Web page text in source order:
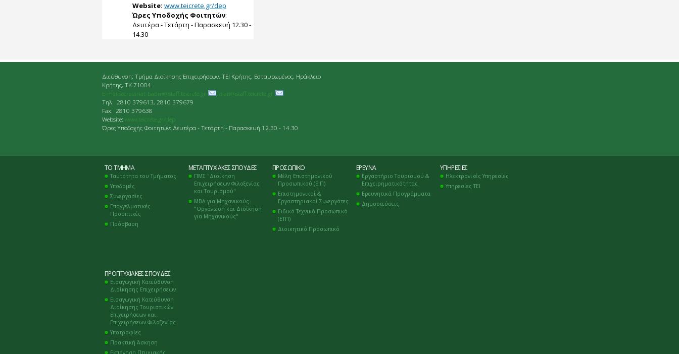
Website: www.teicrete.gr/dep
Ώρες Υποδοχής Φοιτητών:
Δευτέρα - Τετάρτη - Παρασκευή 12.30 -
14.30
Διεύθυνση: Τμήμα Διοίκησης Επιχειρήσεων, ΤΕΙ Κρήτης, Εσταυρωμένος, Ηράκλειο
Κρήτης, ΤΚ 71004
E-mailsecretariat-badm@staff.teicrete.gr
, afan@staff.teicrete.gr
Tηλ: 2810 379613, 2810 379679
Fax: 2810 379638
Website: www.teicrete.gr/dep
Ώρες Υποδοχής Φοιτητών: Δευτέρα - Τετάρτη - Παρασκευή 12.30 - 14.30
ΤΟ ΤΜΉΜΑ
Ταυτότητα του Τμήματος
Υποδομές
Συνεργασίες
Επαγγελματικές
Προοπτικές
Πρόσβαση
ΜΕΤΑΠΤΥΧΙΑΚΈΣ ΣΠΟΥΔΈΣ
ΠΜΣ "Διοίκηση
Επιχειρήσεων Φιλοξενίας
και Τουρισμού"
ΜΒΑ για Μηχανικούς-
"Οργάνωση και Διοίκηση
για Μηχανικούς"
ΠΡΟΣΩΠΙΚΌ
Μέλη Επιστημονικού
Προσωπικού (Ε.Π)
Επιστημονικοί &
Εργαστηριακοί Συνεργάτες
Ειδικό Τεχνικό Προσωπικό
(ΕΤΠ)
Διοικητικό Προσωπικό
ΈΡΕΥΝΑ
Εργαστήριο Τουρισμού &
Επιχειρηματικότητας
Ερευνητικά Προγράμματα
Δημοσιεύσεις
ΥΠΗΡΕΣΊΕΣ
Ηλεκτρονικές Υπηρεσίες
Υπηρεσίες ΤΕΙ
ΠΡΟΠΤΥΧΙΑΚΈΣ ΣΠΟΥΔΈΣ
Εισαγωγική Κατεύθυνση
Διοίκησης Επιχειρήσεων
Εισαγωγική Κατεύθυνση
Διοίκησης Τουριστικών
Επιχειρήσεων και
Επιχειρήσεων Φιλοξενίας
Υποτροφίες
Πρακτική Άσκηση
Εκπόνηση Πτυχιακής